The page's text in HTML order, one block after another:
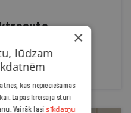
-
×
lūdzam
kas nepieciešamas
Lapas kreisajā stūrī
Vairāk lasisīkdatņu